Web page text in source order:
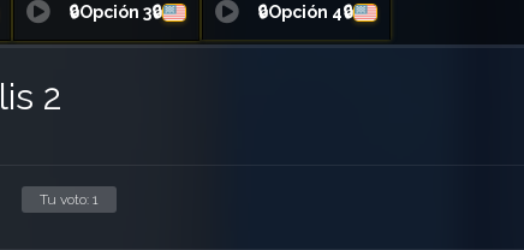
🔒Opción 3🔒 🔒Opción 4🔒
2
Tu voto: 1